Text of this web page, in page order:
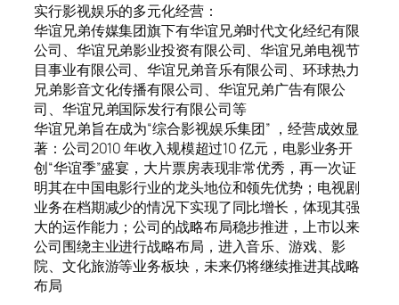
实行影视娱乐的多元化经营：
华谊兄弟传媒集团旗下有华谊兄弟时代文化经纪有限
公司、华谊兄弟影业投资有限公司、华谊兄弟电视节
目事业有限公司、华谊兄弟音乐有限公司、环球热力
兄弟影音文化传播有限公司、华谊兄弟广告有限公
司、华谊兄弟国际发行有限公司等
华谊兄弟旨在成为“综合影视娱乐集团” ，经营成效显
著：公司2010 年收入规模超过10 亿元，电影业务开
创“华谊季”盛宴，大片票房表现非常优秀，再一次证
明其在中国电影行业的龙头地位和领先优势；电视剧
业务在档期减少的情况下实现了同比增长，体现其强
大的运作能力；公司的战略布局稳步推进，上市以来
公司围绕主业进行战略布局，进入音乐、游戏、影
院、文化旅游等业务板块，未来仍将继续推进其战略
布局